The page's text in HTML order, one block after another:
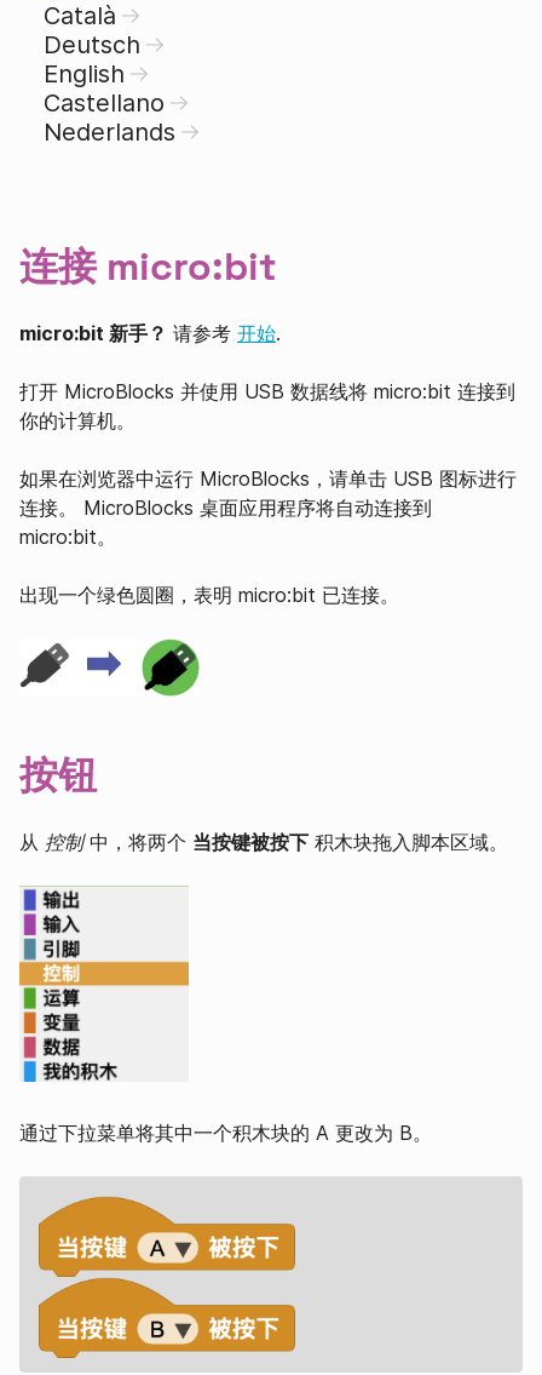
Català
Deutsch
English
Castellano
Nederlands
连接 micro:bit
micro:bit 新手？ 请参考 开始.
打开 MicroBlocks 并使用 USB 数据线将 micro:bit 连接到
你的计算机。
如果在浏览器中运行 MicroBlocks，请单击 USB 图标进行
连接。 MicroBlocks 桌面应用程序将自动连接到
micro:bit。
出现一个绿色圆圈，表明 micro:bit 已连接。
按钮
从 控制中，将两个 当按键被按下 积木块拖入脚本区域。
通过下拉菜单将其中一个积木块的 A 更改为 B。